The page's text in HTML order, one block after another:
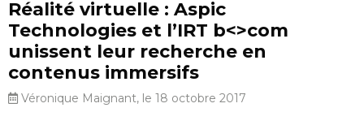
Réalité virtuelle : Aspic
Technologies et l’IRT b<>com
unissent leur recherche en
contenus immersifs
Véronique Maignant, le 18 octobre 2017